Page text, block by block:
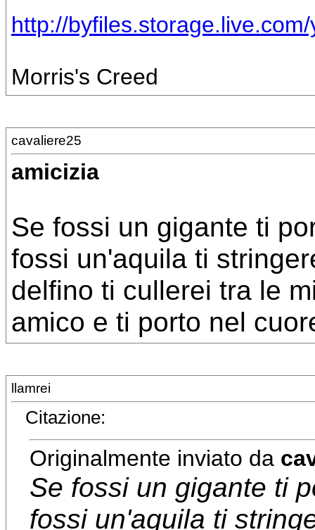
http://
Morris's Creed
cavaliere25
amicizia
Se fossi un gigante ti
fossi un'aquila ti
delfino ti cullerei tra le
amico e ti porto nel
llamrei
Citazione:
Originalmente inviato da
Se fossi un gigante ti
fossi un'aquila ti